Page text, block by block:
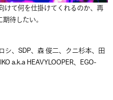
て何を仕掛けてくれるのか、再
待したい。
シ、SDP、森 俊二、クニ杉本、田
a.k.a HEAVYLOOPER、EGO-